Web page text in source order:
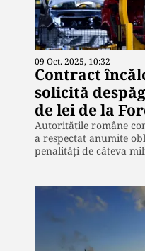
09 Oct. 2025, 10:32
Contract
solicită
de lei de la
Autoritățile române
a respectat anumite
penalități de câteva